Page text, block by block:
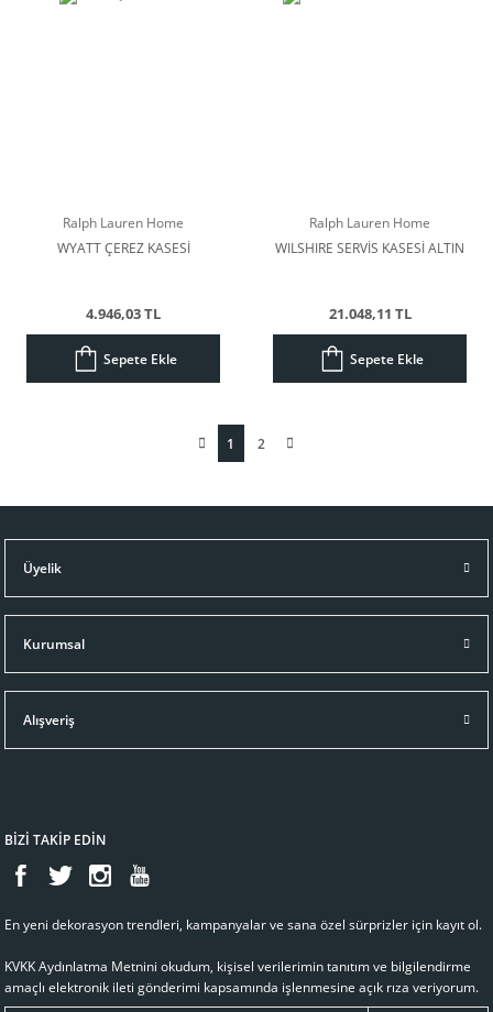
Ralph Lauren Home
WYATT ÇEREZ KASESİ
4.946,03 TL
Sepete Ekle
Ralph Lauren Home
WILSHIRE SERVİS KASESİ ALTIN
21.048,11 TL
Sepete Ekle
1 2
Üyelik
Kurumsal
Alışveriş
BİZİ TAKİP EDİN
En yeni dekorasyon trendleri, kampanyalar ve sana özel sürprizler için kayıt ol.
KVKK Aydınlatma Metnini okudum, kişisel verilerimin tanıtım ve bilgilendirme
amaçlı elektronik ileti gönderimi kapsamında işlenmesine açık rıza veriyorum.